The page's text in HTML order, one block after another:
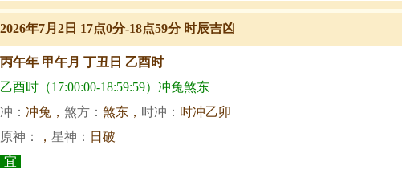
2026年7月2日 17点0分-18点59分 时辰吉凶
丙午年 甲午月 丁丑日 乙酉时
乙酉时（17:00:00-18:59:59）冲兔煞东
冲： 冲兔， 煞方： 煞东， 时冲： 时冲乙卯
原神：
， 星神： 日破
宜